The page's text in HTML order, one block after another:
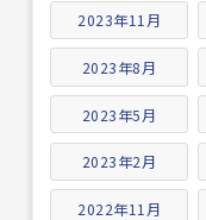
2023年11月
2023年8月
2023年5月
2023年2月
2022年11月